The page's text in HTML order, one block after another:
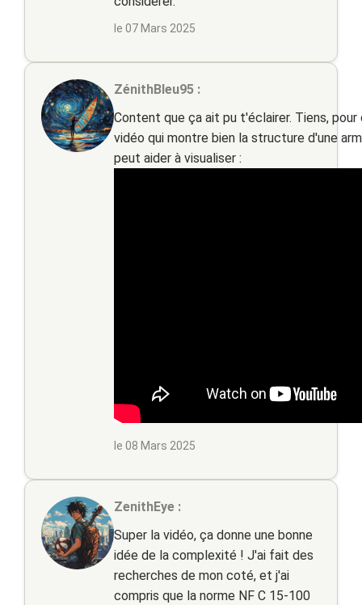
le 07 Mars 2025
ZénithBleu95 :
Content que ça ait pu t'éclairer. Tiens,
vidéo qui montre bien la structure d'une
peut aider à visualiser :
le 08 Mars 2025
ZenithEye :
Super la vidéo, ça donne une bonne
idée de la complexité ! J'ai fait des
recherches de mon coté, et j'ai
compris que la norme NF C 15-100